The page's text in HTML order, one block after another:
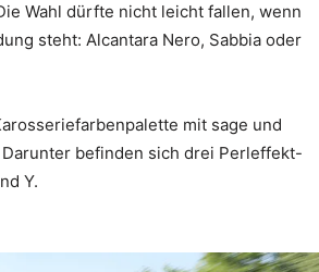
Wahl dürfte nicht leicht fallen, wenn
steht: Alcantara Nero, Sabbia oder
mit sage und
befinden sich drei Perleffekt-
Y.